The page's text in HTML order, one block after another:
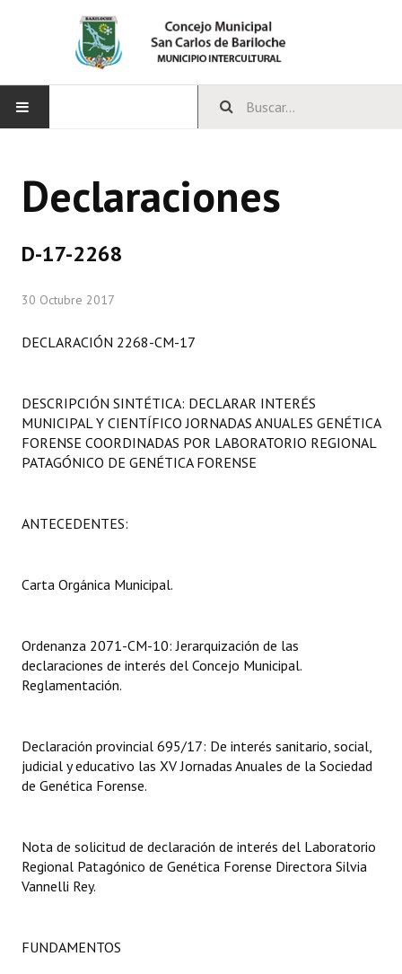
CONCEJO
Comisiones Especiales
Programas
LEGISLACIÓN
Digesto
Organigrama
Informes de Gestión
Dictámenes Asesoría Letrada
Actas de Sesión
Ejecución Presupuestaria
Declaraciones
D-17-2268
30 Octubre 2017
DECLARACIÓN 2268-CM-17
DESCRIPCIÓN SINTÉTICA: DECLARAR INTERÉS
MUNICIPAL Y CIENTÍFICO JORNADAS ANUALES GENÉTICA
FORENSE COORDINADAS POR LABORATORIO REGIONAL
PATAGÓNICO DE GENÉTICA FORENSE
ANTECEDENTES:
Carta Orgánica Municipal.
Ordenanza 2071-CM-10: Jerarquización de las
declaraciones de interés del Concejo Municipal.
Reglamentación.
Declaración provincial 695/17: De interés sanitario, social,
judicial y educativo las XV Jornadas Anuales de la Sociedad
de Genética Forense.
Nota de solicitud de declaración de interés del Laboratorio
Regional Patagónico de Genética Forense Directora Silvia
Vannelli Rey.
FUNDAMENTOS